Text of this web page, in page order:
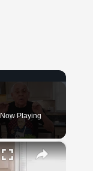
Now Playing
×